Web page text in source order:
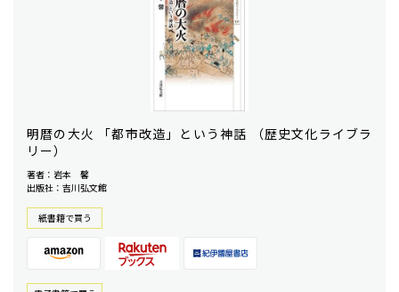
明暦の大火 「都市改造」という神話 （歴史文化ライブラ
リー）
著者：岩本 馨
出版社：吉川弘文館
紙書籍で買う